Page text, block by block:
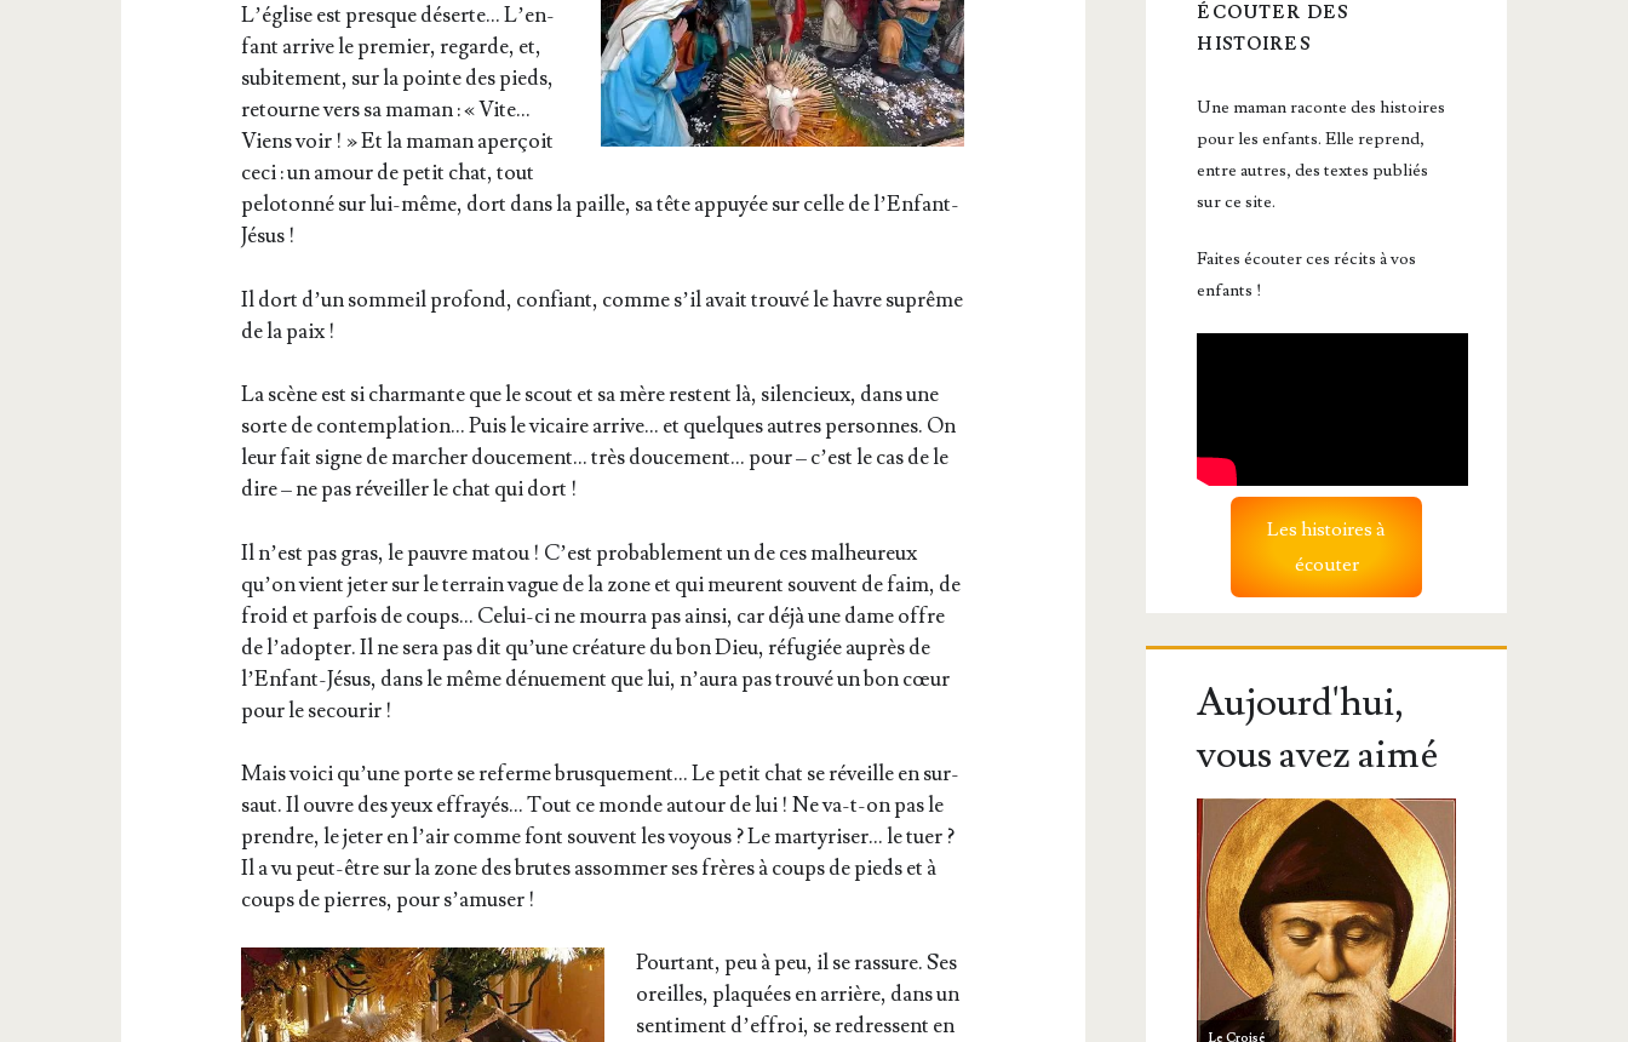
L’é­glise est presque déserte… L’en­
fant arrive le pre­mier, regarde, et,
subi­te­ment, sur la pointe des pieds,
retourne vers sa maman : « Vite…
Viens voir ! » Et la maman aper­çoit
ceci : un amour de petit chat, tout
pelo­ton­né sur lui-même, dort dans la paille, sa tête appuyée sur celle de l’Enfant-
Jésus !
Il dort d’un som­meil pro­fond, confiant, comme s’il avait trou­vé le havre suprême
de la paix !
La scène est si char­mante que le scout et sa mère res­tent là, silen­cieux, dans une
sorte de contem­pla­tion… Puis le vicaire arrive… et quelques autres per­sonnes. On
leur fait signe de mar­cher dou­ce­ment… très dou­ce­ment… pour – c’est le cas de le
dire – ne pas réveiller le chat qui dort !
Il n’est pas gras, le pauvre matou ! C’est pro­ba­ble­ment un de ces mal­heu­reux
qu’on vient jeter sur le ter­rain vague de la zone et qui meurent sou­vent de faim, de
froid et par­fois de coups… Celui-ci ne mour­ra pas ain­si, car déjà une dame offre
de l’a­dop­ter. Il ne sera pas dit qu’une créa­ture du bon Dieu, réfu­giée auprès de
l’En­fant-Jésus, dans le même dénue­ment que lui, n’au­ra pas trou­vé un bon cœur
pour le secourir !
Mais voi­ci qu’une porte se referme brus­que­ment… Le petit chat se réveille en sur­
saut. Il ouvre des yeux effrayés… Tout ce monde autour de lui ! Ne va-t-on pas le
prendre, le jeter en l’air comme font sou­vent les voyous ? Le mar­ty­ri­ser… le tuer ?
Il a vu peut-être sur la zone des brutes assom­mer ses frères à coups de pieds et à
coups de pierres, pour s’amuser !
Pour­tant, peu à peu, il se ras­sure. Ses
oreilles, pla­quées en arrière, dans un
sen­ti­ment d’ef­froi, se redressent en
ÉCOUTER DES
HISTOIRES
Une maman raconte des histoires
pour les enfants. Elle reprend,
entre autres, des textes publiés
sur ce site.
Faites écouter ces récits à vos
enfants !
Les histoires à
écouter
Aujourd'hui,
vous avez aimé